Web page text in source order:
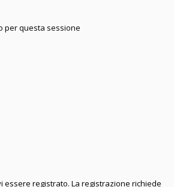
per questa sessione
essere registrato. La registrazione richiede